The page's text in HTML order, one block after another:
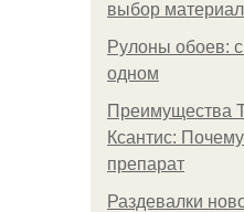
выбор
Рулоны обоев:
одном
Преимущества
Ксантис:
препарат
Раздевалки